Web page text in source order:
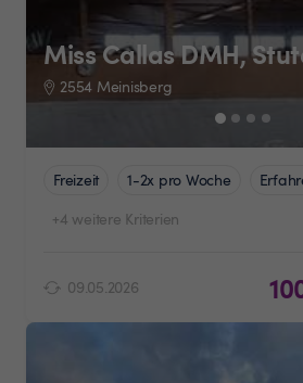
Miss Callas DMH,
2554 Meinisberg
Freizeit 1-2x pro Woche
+4 weitere Kriterien
09.05.2026